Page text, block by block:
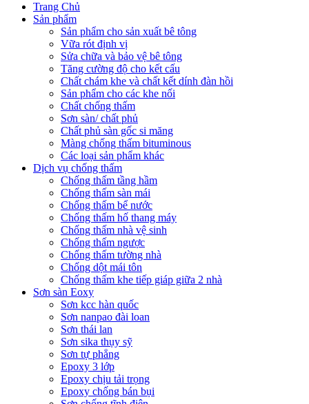
Trang Chủ
Sản phẩm
Sản phẩm cho sản xuất bê tông
Vữa rót định vị
Sửa chữa và bảo vệ bê tông
Tăng cường độ cho kết cấu
Chất chám khe và chất kết dính đàn hồi
Sản phẩm cho các khe nối
Chất chống thấm
Sơn sàn/ chất phủ
Chất phủ sàn gốc si măng
Màng chống thấm bituminous
Các loại sản phẩm khác
Dịch vụ chống thấm
Chống thấm tầng hầm
Chống thấm sàn mái
Chống thấm bể nước
Chống thấm hố thang máy
Chống thấm nhà vệ sinh
Chống thấm ngược
Chống thấm tường nhà
Chống dột mái tôn
Chống thấm khe tiếp giáp giữa 2 nhà
Sơn sàn Eoxy
Sơn kcc hàn quốc
Sơn nanpao đài loan
Sơn thái lan
Sơn sika thụy sỹ
Sơn tự phẳng
Epoxy 3 lớp
Epoxy chịu tải trọng
Epoxy chống bán bụi